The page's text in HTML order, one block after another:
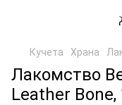
Кучета Храна
Лакомство
Leather